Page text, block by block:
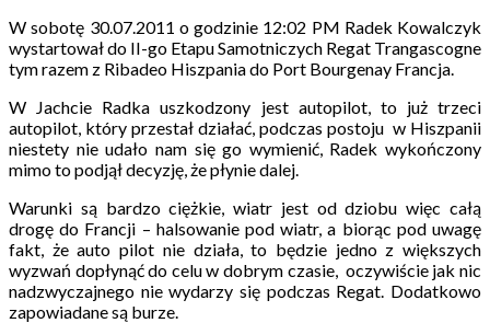
W sobotę 30.07.2011 o godzinie 12:02 PM Radek Kowalczyk
wystartował do II-go Etapu Samotniczych Regat Trangascogne
tym razem z Ribadeo Hiszpania do Port Bourgenay Francja.
W Jachcie Radka uszkodzony jest autopilot, to już trzeci
autopilot, który przestał działać, podczas postoju w Hiszpanii
niestety nie udało nam się go wymienić, Radek wykończony
mimo to podjął decyzję, że płynie dalej.
Warunki są bardzo ciężkie, wiatr jest od dziobu więc całą
drogę do Francji – halsowanie pod wiatr, a biorąc pod uwagę
fakt, że auto pilot nie działa, to będzie jedno z większych
wyzwań dopłynąć do celu w dobrym czasie, oczywiście jak nic
nadzwyczajnego nie wydarzy się podczas Regat. Dodatkowo
zapowiadane są burze.